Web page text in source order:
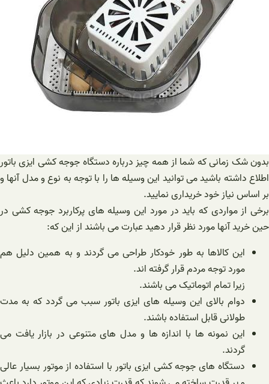
بدون شک زمانی که شما از همه چیز درباره دستگاه جوجه کشی ایزی باتور
اطلاع داشته باشید می توانید این وسیله ها را با توجه به نوع و مدل آنها و
بر اساس نیاز خود خریداری نمایید.
برخی از مواردی که باید در مورد این وسیله های پرکاربرد جوجه کشی در
حین خرید آنها مورد نظر قرار دهید عبارت می باشند از این که:
این کالاها به طور خودکار طراحی می گردند و به همین دلیل هم
مورد توجه مردم قرار گرفته اند.
زیرا تمام اتوماتیک می باشند.
دوام بالای این وسیله های ایزی باتور سبب می گردد که به مدت
طولانی قابل استفاده باشند.
این نمونه ها با اندازه ها و مدل های متنوعی در بازار یافت می
گردند.
دستگاه های جوجه کشی ایزی باتور با استفاده از موتور بسیار عالی